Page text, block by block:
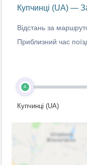
Купчинці (UA) —
Відстань за
Приблизний час
A
Купчинці (UA)